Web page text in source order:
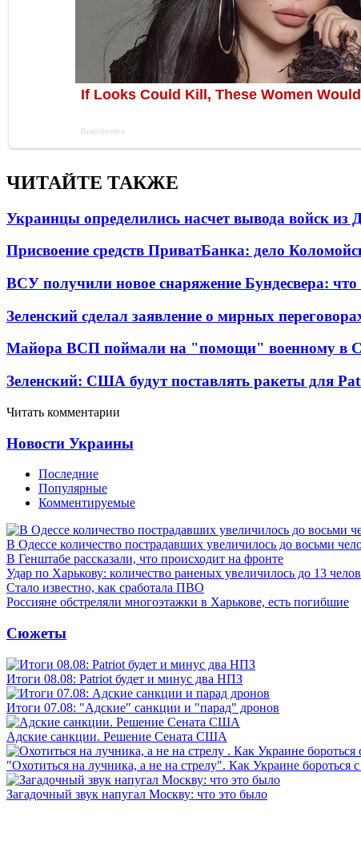
ЧИТАЙТЕ ТАКЖЕ
Украинцы определились насчет вывода войск из
Присвоение средств ПриватБанка: дело
ВСУ получили новое снаряжение Бундесвера: что
Зеленский сделал заявление о мирных
Майора ВСП поймали на "помощи" военному в
Зеленский: США будут поставлять ракеты для
Читать комментарии
Новости Украины
Последние
Популярные
Комментируемые
В Одессе количество пострадавших увеличилось до восьми
В Генштабе рассказали, что происходит на фронте
Удар по Харькову: количество раненых увеличилось до 13
Стало известно, как сработала ПВО
Россияне обстреляли многоэтажки в Харькове, есть погибшие
Сюжеты
Итоги 08.08: Patriot будет и минус два НПЗ
Итоги 07.08: "Адские" санкции и "парад" дронов
Адские санкции. Решение Сената США
"Охотиться на лучника, а не на стрелу". Как Украине бороться
Загадочный звук напугал Москву: что это было